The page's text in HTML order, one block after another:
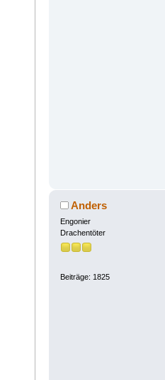
Anders
Engonier
Drachentöter
Beiträge: 1825